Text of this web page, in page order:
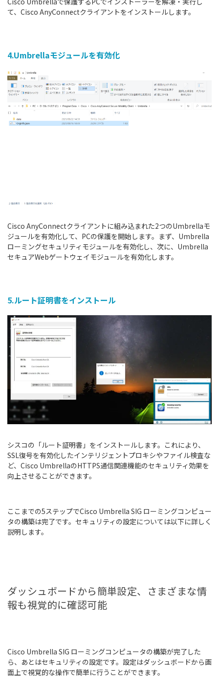
て、Cisco AnyConnectクライアントをインストールします。
4.Umbrellaモジュールを有効化
Cisco AnyConnectクライアントに組み込まれた2つのUmbrellaモ
ジュールを有効化して、PCの保護を開始します。まず、Umbrella
ローミングセキュリティモジュールを有効化し、次に、Umbrella
セキュアWebゲートウェイモジュールを有効化します。
5.ルート証明書をインストール
シスコの「ルート証明書」をインストールします。これにより、
SSL復号を有効化したインテリジェントプロキシやファイル検査な
ど、Cisco UmbrellaのHTTPS通信関連機能のセキュリティ効果を
向上させることができます。
ここまでの5ステップでCisco Umbrella SIG ローミングコンピュー
タの構築は完了です。セキュリティの設定については以下に詳しく
説明します。
ダッシュボードから簡単設定、さまざまな情
報も視覚的に確認可能
Cisco Umbrella SIG ローミングコンピュータの構築が完了した
ら、あとはセキュリティの設定です。設定はダッシュボードから画
面上で視覚的な操作で簡単に行うことができます。